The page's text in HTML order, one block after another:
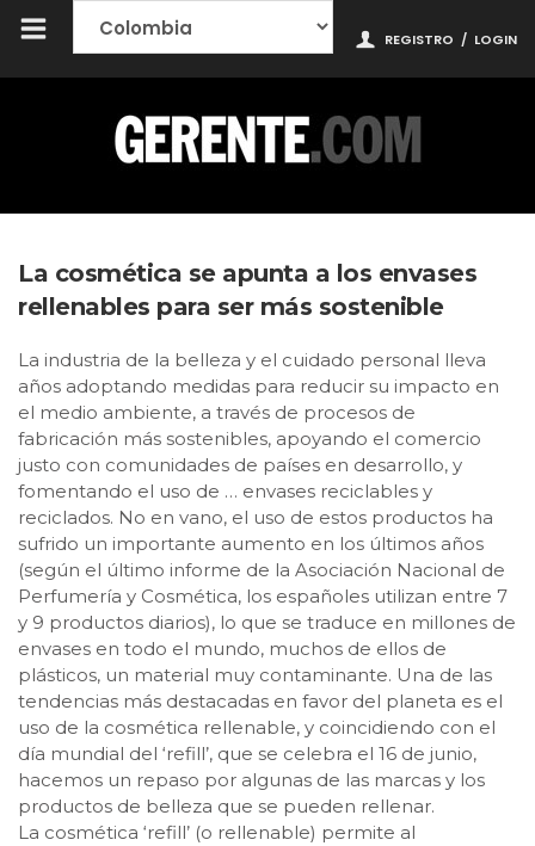
REGISTRO / LOGIN
La cosmética se apunta a los envases
rellenables para ser más sostenible
La industria de la belleza y el cuidado personal lleva
años adoptando medidas para reducir su impacto en
el medio ambiente, a través de procesos de
fabricación más sostenibles, apoyando el comercio
justo con comunidades de países en desarrollo, y
fomentando el uso de … envases reciclables y
reciclados. No en vano, el uso de estos productos ha
sufrido un importante aumento en los últimos años
(según el último informe de la Asociación Nacional de
Perfumería y Cosmética, los españoles utilizan entre 7
y 9 productos diarios), lo que se traduce en millones de
envases en todo el mundo, muchos de ellos de
plásticos, un material muy contaminante. Una de las
tendencias más destacadas en favor del planeta es el
uso de la cosmética rellenable, y coincidiendo con el
día mundial del ‘refill’, que se celebra el 16 de junio,
hacemos un repaso por algunas de las marcas y los
productos de belleza que se pueden rellenar.
La cosmética ‘refill’ (o rellenable) permite al